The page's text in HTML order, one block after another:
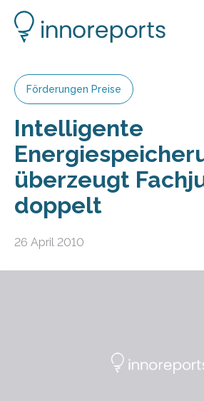
Förderungen Preise
Intelligente
überzeugt
doppelt
26 April 2010